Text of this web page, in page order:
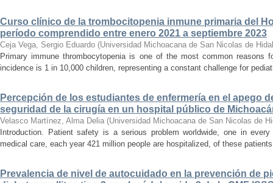
Curso clínico de la trombocitopenia inmune primaria del
período comprendido entre enero 2021 a septiembre 2023
Ceja Vega, Sergio Eduardo (Universidad Michoacana de San Nicolas de
Primary immune thrombocytopenia is one of the most common reasons
incidence is 1 in 10,000 children, representing a constant challenge for
Percepción de los estudiantes de enfermería en el apego
seguridad de la cirugía en un hospital público de
Velasco Martínez, Alma Delia (Universidad Michoacana de San Nicolas de
Introduction. Patient safety is a serious problem worldwide, one in
medical care, each year 421 million people are hospitalized, of these
Prevalencia de nivel de autocuidado en la prevención de